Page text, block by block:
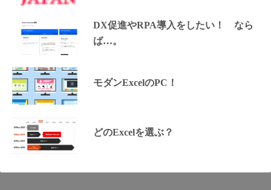
DX促進やRPA導入をしたい！ なら
ば…。
モダンExcelのPC！
どのExcelを選ぶ？